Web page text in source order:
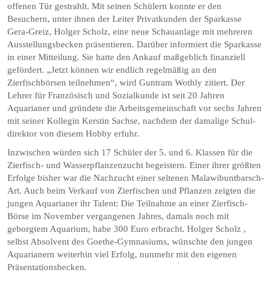
offenen Tür gestrahlt. Mit seinen Schülern konnte er den
Besuchern, unter ihnen der Leiter Privatkunden der Sparkasse
Gera-Greiz, Holger Scholz, eine neue Schauanlage mit mehreren
Ausstellungsbecken präsentieren. Darüber informiert die Sparkasse
in einer Mitteilung. Sie hatte den Ankauf maßgeblich finanziell
gefördert. „Jetzt können wir endlich regelmäßig an den
Zierfischbörsen teilnehmen“, wird Guntram Wothly zitiert. Der
Lehrer für Französisch und Sozialkunde ist seit 20 Jahren
Aquarianer und gründete die Arbeitsgemeinschaft vor sechs Jahren
mit seiner Kollegin Kerstin Sachse, nachdem der damalige Schul­
direktor von diesem Hobby erfuhr.
Inzwischen würden sich 17 Schüler der 5. und 6. Klassen für die
Zierfisch- und Wasserpflanzenzucht begeistern. Einer ihrer größten
Erfolge bisher war die Nachzucht einer seltenen Malawibuntbarsch-
Art. Auch beim Verkauf von Zierfischen und Pflanzen zeigten die
jungen Aquarianer ihr Talent: Die Teilnahme an einer Zierfisch-
Börse im November vergangenen Jahres, damals noch mit
geborgtem Aquarium, habe 300 Euro erbracht. Holger Scholz ,
selbst Absolvent des Goethe-Gymnasiums, wünschte den jungen
Aquarianern weiterhin viel Erfolg, nunmehr mit den eigenen
Präsentationsbecken.